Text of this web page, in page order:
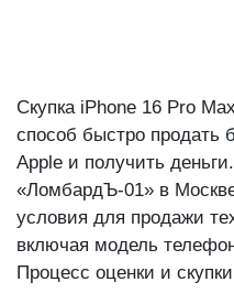
Скупка iPhone 16 Pro
способ быстро продать
Apple и получить
«ЛомбардЪ-01» в Москве
условия для продажи
включая модель